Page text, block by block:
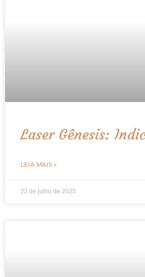
Laser Gênesis:
LEIA MAIS »
23 de julho de 2025